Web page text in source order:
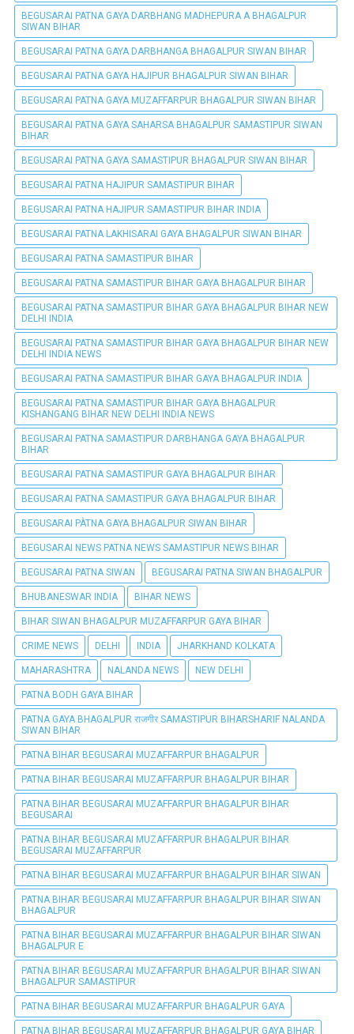
BEGUSARAI PATNA GAYA DARBHANG MADHEPURA A BHAGALPUR
SIWAN BIHAR
BEGUSARAI PATNA GAYA DARBHANGA BHAGALPUR SIWAN BIHAR
BEGUSARAI PATNA GAYA HAJIPUR BHAGALPUR SIWAN BIHAR
BEGUSARAI PATNA GAYA MUZAFFARPUR BHAGALPUR SIWAN BIHAR
BEGUSARAI PATNA GAYA SAHARSA BHAGALPUR SAMASTIPUR SIWAN
BIHAR
BEGUSARAI PATNA GAYA SAMASTIPUR BHAGALPUR SIWAN BIHAR
BEGUSARAI PATNA HAJIPUR SAMASTIPUR BIHAR
BEGUSARAI PATNA HAJIPUR SAMASTIPUR BIHAR INDIA
BEGUSARAI PATNA LAKHISARAI GAYA BHAGALPUR SIWAN BIHAR
BEGUSARAI PATNA SAMASTIPUR BIHAR
BEGUSARAI PATNA SAMASTIPUR BIHAR GAYA BHAGALPUR BIHAR
BEGUSARAI PATNA SAMASTIPUR BIHAR GAYA BHAGALPUR BIHAR NEW
DELHI INDIA
BEGUSARAI PATNA SAMASTIPUR BIHAR GAYA BHAGALPUR BIHAR NEW
DELHI INDIA NEWS
BEGUSARAI PATNA SAMASTIPUR BIHAR GAYA BHAGALPUR INDIA
BEGUSARAI PATNA SAMASTIPUR BIHAR GAYA BHAGALPUR
KISHANGANG BIHAR NEW DELHI INDIA NEWS
BEGUSARAI PATNA SAMASTIPUR DARBHANGA GAYA BHAGALPUR
BIHAR
BEGUSARAI PATNA SAMASTIPUR GAYA BHAGALPUR BIHAR
BEGUSARAI PATNA SAMASTIPUR GAYA BHAGALPUR BIHAR
BEGUSARAI PÀTNA GAYA BHAGALPUR SIWAN BIHAR
BEGUSARAI NEWS PATNA NEWS SAMASTIPUR NEWS BIHAR
BEGUSARAI PATNA SIWAN BEGUSARAI PATNA SIWAN BHAGALPUR
BHUBANESWAR INDIA BIHAR NEWS
BIHAR SIWAN BHAGALPUR MUZAFFARPUR GAYA BIHAR
CRIME NEWS DELHI INDIA JHARKHAND KOLKATA
MAHARASHTRA NALANDA NEWS NEW DELHI
PATNA BODH GAYA BIHAR
PATNA GAYA BHAGALPUR राजगीर SAMASTIPUR BIHARSHARIF NALANDA
SIWAN BIHAR
PATNA BIHAR BEGUSARAI MUZAFFARPUR BHAGALPUR
PATNA BIHAR BEGUSARAI MUZAFFARPUR BHAGALPUR BIHAR
PATNA BIHAR BEGUSARAI MUZAFFARPUR BHAGALPUR BIHAR
BEGUSARAI
PATNA BIHAR BEGUSARAI MUZAFFARPUR BHAGALPUR BIHAR
BEGUSARAI MUZAFFARPUR
PATNA BIHAR BEGUSARAI MUZAFFARPUR BHAGALPUR BIHAR SIWAN
PATNA BIHAR BEGUSARAI MUZAFFARPUR BHAGALPUR BIHAR SIWAN
BHAGALPUR
PATNA BIHAR BEGUSARAI MUZAFFARPUR BHAGALPUR BIHAR SIWAN
BHAGALPUR E
PATNA BIHAR BEGUSARAI MUZAFFARPUR BHAGALPUR BIHAR SIWAN
BHAGALPUR SAMASTIPUR
PATNA BIHAR BEGUSARAI MUZAFFARPUR BHAGALPUR GAYA
PATNA BIHAR BEGUSARAI MUZAFFARPUR BHAGALPUR GAYA BIHAR